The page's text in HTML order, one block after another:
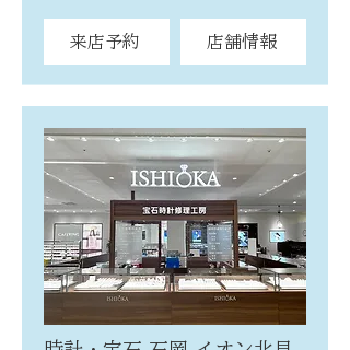
来店予約 店舗情報